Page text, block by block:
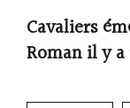
Cavaliers
Roman il y